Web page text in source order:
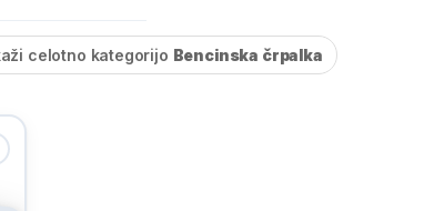
celotno kategorijo Bencinska črpalka